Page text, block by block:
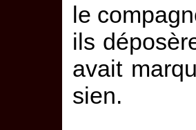
le
ils
avait
sien.